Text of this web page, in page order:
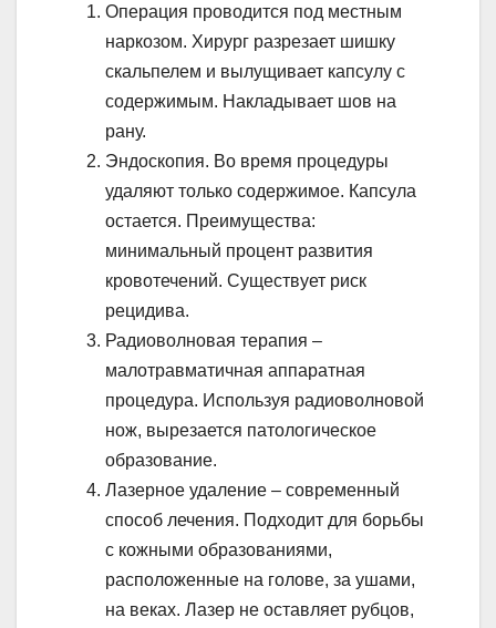
Операция проводится под местным
наркозом. Хирург разрезает шишку
скальпелем и вылущивает капсулу с
содержимым. Накладывает шов на
рану.
Эндоскопия. Во время процедуры
удаляют только содержимое. Капсула
остается. Преимущества:
минимальный процент развития
кровотечений. Существует риск
рецидива.
Радиоволновая терапия –
малотравматичная аппаратная
процедура. Используя радиоволновой
нож, вырезается патологическое
образование.
Лазерное удаление – современный
способ лечения. Подходит для борьбы
с кожными образованиями,
расположенные на голове, за ушами,
на веках. Лазер не оставляет рубцов,